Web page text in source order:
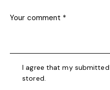
I agree that my
stored.